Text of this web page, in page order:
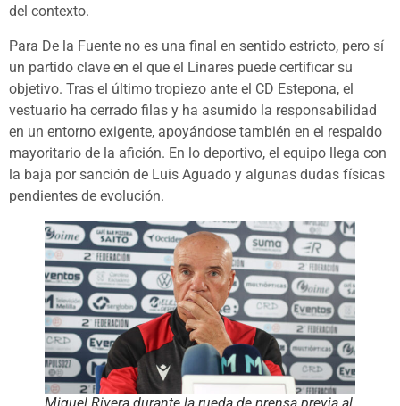
del contexto.
Para De la Fuente no es una final en sentido estricto, pero sí
un partido clave en el que el Linares puede certificar su
objetivo. Tras el último tropiezo ante el CD Estepona, el
vestuario ha cerrado filas y ha asumido la responsabilidad
en un entorno exigente, apoyándose también en el respaldo
mayoritario de la afición. En lo deportivo, el equipo llega con
la baja por sanción de Luis Aguado y algunas dudas físicas
pendientes de evolución.